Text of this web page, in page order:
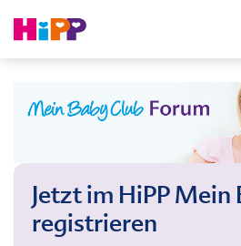
Jetzt im HiPP Mein
registrieren